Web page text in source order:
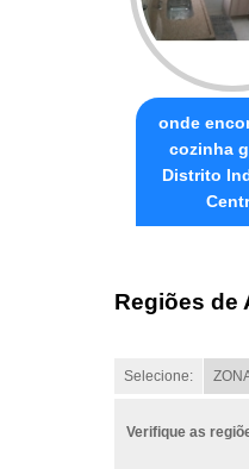
onde
cozinha
Distrito
Regiões de
Selecione:
Verifique as